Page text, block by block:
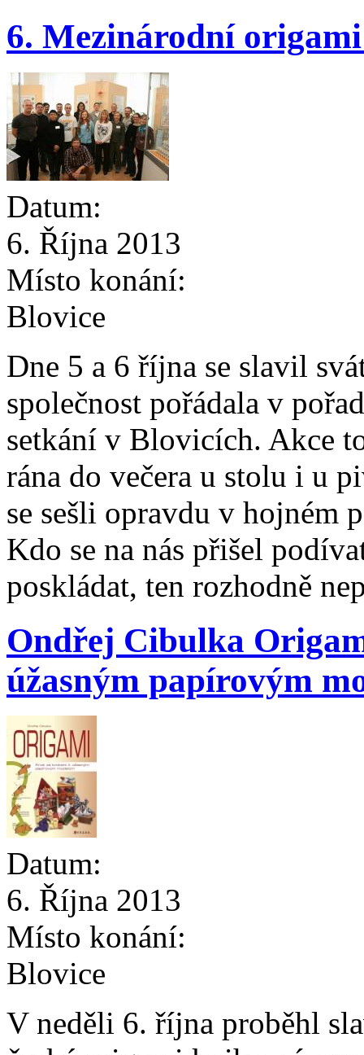
6. Mezinárodní
Datum:
6. Října 2013
Místo konání:
Blovice
Dne 5 a 6 října se slavil
společnost pořádala v
setkání v Blovicích. Akce
rána do večera u stolu i u
se sešli opravdu v hojném
Kdo se na nás přišel
poskládat, ten rozhodně
Ondřej Cibulka
úžasným papírovým
Datum:
6. Října 2013
Místo konání:
Blovice
V neděli 6. října proběhl